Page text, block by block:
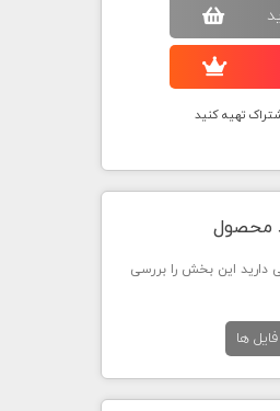
تهیه کنید
محصول
دارید این بخش را بررسی
ها